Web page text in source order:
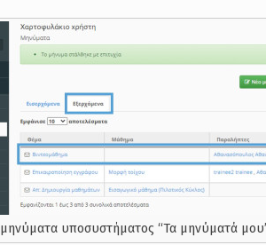
μηνύματα υποσυστήματος “Τα μηνύματά